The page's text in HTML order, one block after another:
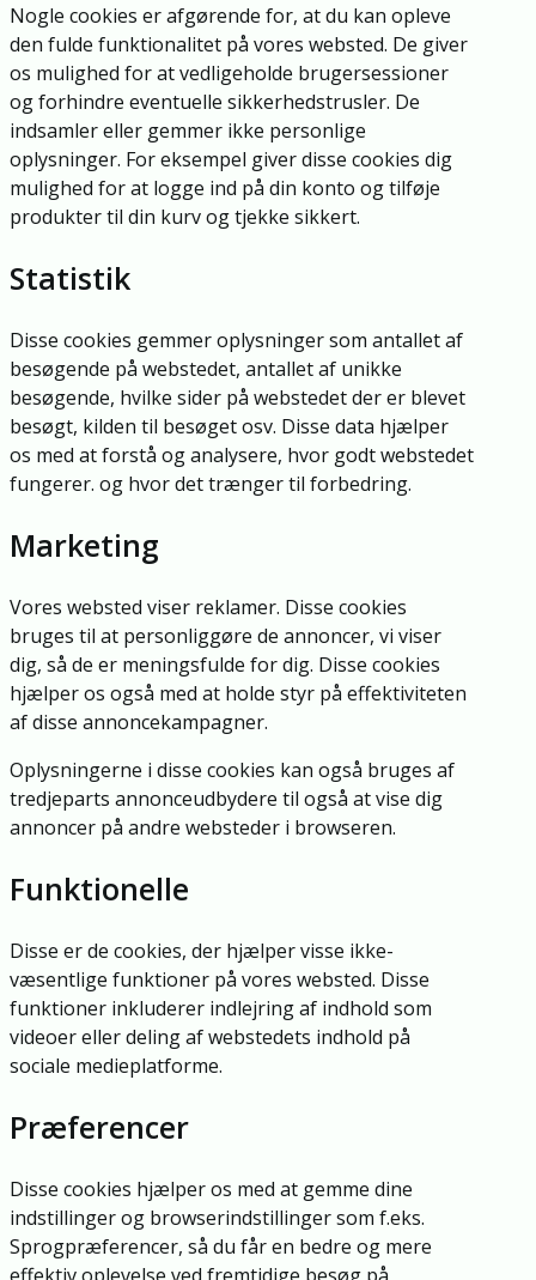
Nogle cookies er afgørende for, at du kan opleve
den fulde funktionalitet på vores websted. De giver
os mulighed for at vedligeholde brugersessioner
og forhindre eventuelle sikkerhedstrusler. De
indsamler eller gemmer ikke personlige
oplysninger. For eksempel giver disse cookies dig
mulighed for at logge ind på din konto og tilføje
produkter til din kurv og tjekke sikkert.
Statistik
Disse cookies gemmer oplysninger som antallet af
besøgende på webstedet, antallet af unikke
besøgende, hvilke sider på webstedet der er blevet
besøgt, kilden til besøget osv. Disse data hjælper
os med at forstå og analysere, hvor godt webstedet
fungerer. og hvor det trænger til forbedring.
Marketing
Vores websted viser reklamer. Disse cookies
bruges til at personliggøre de annoncer, vi viser
dig, så de er meningsfulde for dig. Disse cookies
hjælper os også med at holde styr på effektiviteten
af ​​disse annoncekampagner.
Oplysningerne i disse cookies kan også bruges af
tredjeparts annonceudbydere til også at vise dig
annoncer på andre websteder i browseren.
Funktionelle
Disse er de cookies, der hjælper visse ikke-
væsentlige funktioner på vores websted. Disse
funktioner inkluderer indlejring af indhold som
videoer eller deling af webstedets indhold på
sociale medieplatforme.
Præferencer
Disse cookies hjælper os med at gemme dine
indstillinger og browserindstillinger som f.eks.
Sprogpræferencer, så du får en bedre og mere
effektiv oplevelse ved fremtidige besøg på